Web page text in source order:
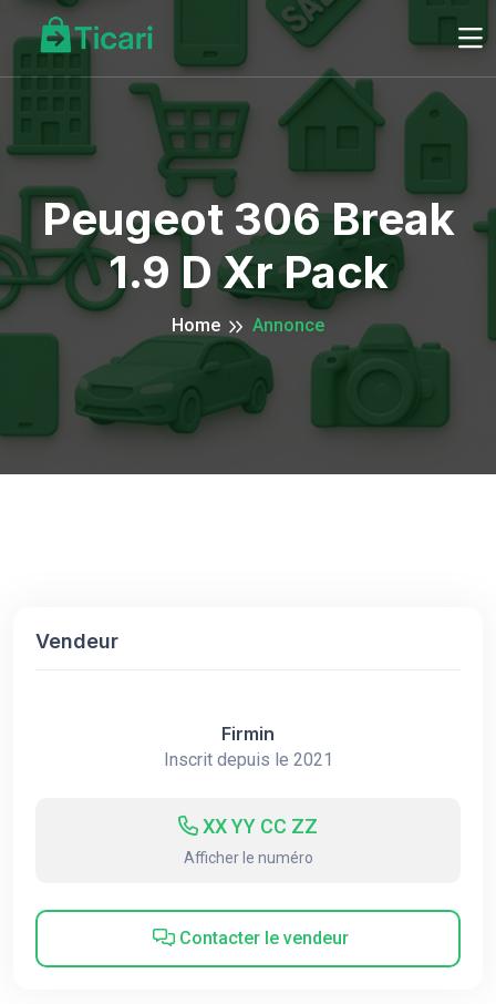
Peugeot 306 Break
1.9 D Xr Pack
Home Annonce
Vendeur
Firmin
Inscrit depuis le 2021
XX YY CC ZZ
Afficher le numéro
Contacter le vendeur